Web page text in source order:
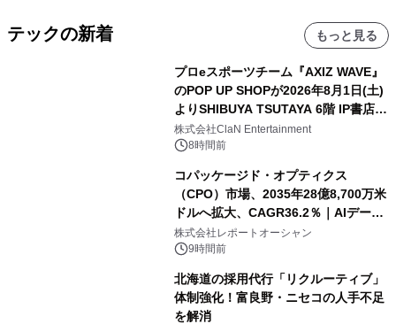
テックの新着 もっと見る
プロeスポーツチーム『AXIZ WAVE』
のPOP UP SHOPが2026年8月1日(土)
よりSHIBUYA TSUTAYA 6階 IP書店で
開催決定！！
株式会社ClaN Entertainment
8時間前
コパッケージド・オプティクス
（CPO）市場、2035年28億8,700万米
ドルへ拡大、CAGR36.2％｜AIデータ
センター・高速光通信需要が成長を加
速
株式会社レポートオーシャン
9時間前
北海道の採用代行「リクルーティブ」
体制強化！富良野・ニセコの人手不足
を解消